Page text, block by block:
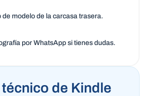
de modelo de la carcasa trasera.
por WhatsApp si tienes dudas.
de Kindle